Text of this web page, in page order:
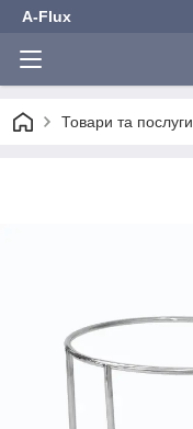
A-Flux
Товари та послуги